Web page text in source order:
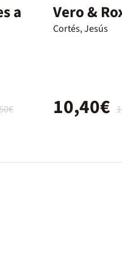
a
Vero &
Cortés, Jesús
10,40€